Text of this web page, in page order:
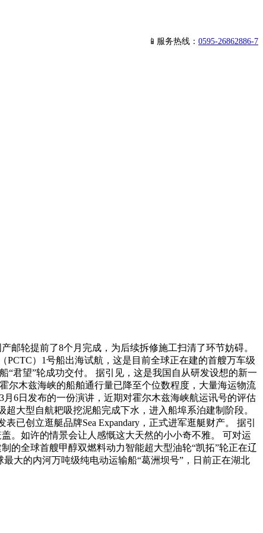
📱服务热线： 0595-26862886-7
轮提前了8个月完成，为后续拆修施工扫清了环节妨碍。
）1号船出海试航，这是目前全球正在建的首艘万车级
“君望”轮成功交付。 据引见，这是我国自从研发设想的新一
尔木兹海峡的船舶通行量已降至个位数程度，大量海运物流
6日发布的一份演讲，近期对霍尔木兹海峡航运讯号的评估
大型自航耙吸挖泥船完成下水，进入船埠系泊建制阶段。
已创立逛艇品牌Sea Expandary，正式进军逛艇财产。 据引
。如许的情景会让人感慨这大天然的小小奇不雅。 可对运
的全球首艘甲醇双燃料动力智能超大型油轮“凯拓”轮正在辽
大的内河万吨级纯电动运输船“葛洲坝号”，日前正在湖北